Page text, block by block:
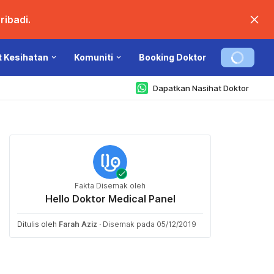
Kesihatan Komuniti Booking Doktor
Dapatkan Nasihat Doktor
Fakta Disemak oleh
Hello Doktor Medical Panel
Ditulis oleh Farah Aziz · Disemak pada 05/12/2019